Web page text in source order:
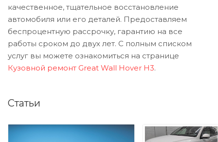
качественное, тщательное восстановление
автомобиля или его деталей. Предоставляем
беспроцентную рассрочку, гарантию на все
работы сроком до двух лет. С полным списком
услуг вы можете ознакомиться на странице
Кузовной ремонт Great Wall Hover H3.
Статьи